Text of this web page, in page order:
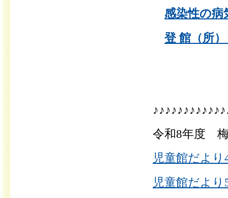
感染性の病
登 館（所
令和8年度
児童館だより
児童館だより